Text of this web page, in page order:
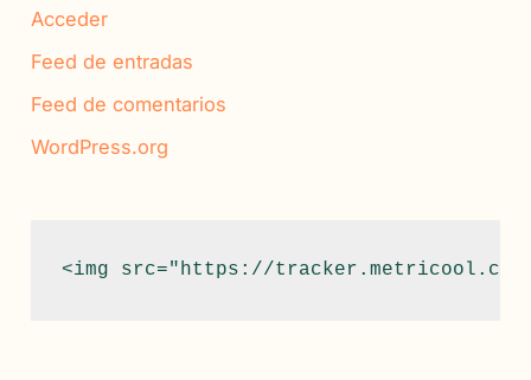
Acceder
Feed de entradas
Feed de comentarios
WordPress.org
<img src="https://tracker.metricool.com/